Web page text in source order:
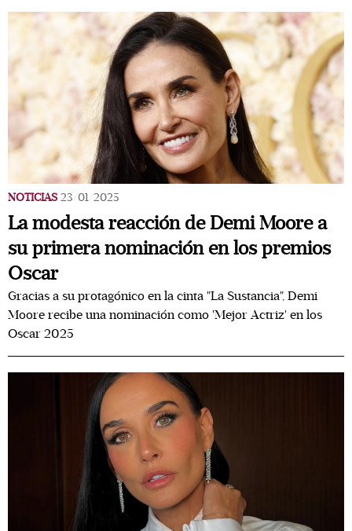
NOTICIAS 23/01/2025
La modesta reacción de Demi Moore a
su primera nominación en los premios
Oscar
Gracias a su protagónico en la cinta "La Sustancia", Demi
Moore recibe una nominación como 'Mejor Actriz' en los
Oscar 2025